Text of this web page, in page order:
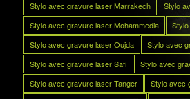
Stylo avec gravure laser Marrakech
Stylo
Stylo avec gravure laser Mohammedia
Stylo avec gravure laser Oujda
Stylo avec
Stylo avec gravure laser Safi
Stylo avec
Stylo avec gravure laser Tanger
Stylo avec